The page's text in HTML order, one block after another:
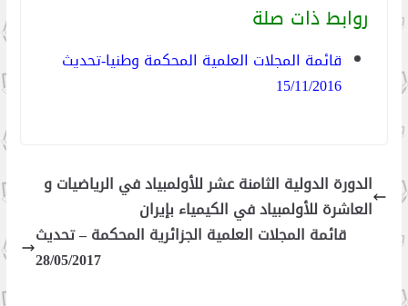
روابط ذات صلة
قائمة المجلات العلمية المحكمة وطنيا-تحديث
15/11/2016
الدورة الدولية الثامنة عشر للأولمبياد في الرياضيات و
العاشرة للأولمبياد في الكيمياء بإيران
قائمة المجلات العلمية الجزائرية المحكمة – تحديث
28/05/2017